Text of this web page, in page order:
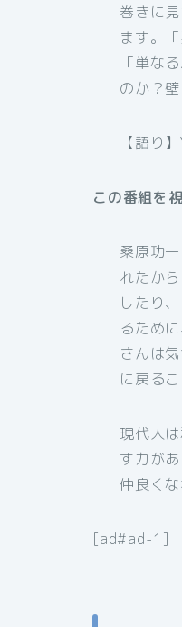
巻きに
ます。
「単な
のか？
【語り
この番組を
桑原功
れたか
したり
るため
さんは
に戻る
現代人
す力が
仲良く
[ad#ad-1]